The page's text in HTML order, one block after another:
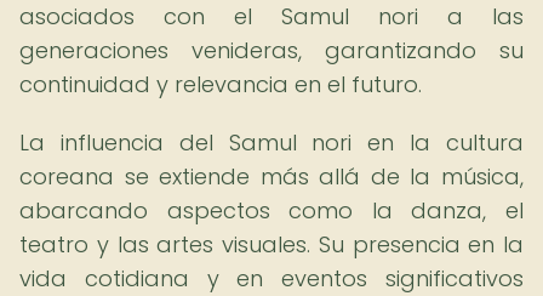
asociados con el Samul nori a las
generaciones venideras, garantizando su
continuidad y relevancia en el futuro.
La influencia del Samul nori en la cultura
coreana se extiende más allá de la música,
abarcando aspectos como la danza, el
teatro y las artes visuales. Su presencia en la
vida cotidiana y en eventos significativos